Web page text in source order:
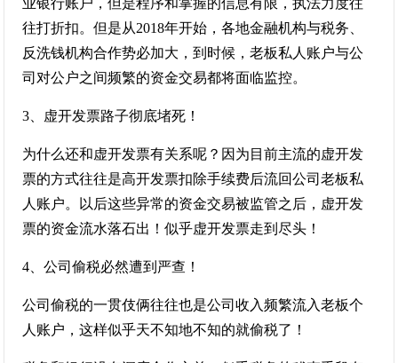
业银行账户，但是程序和掌握的信息有限，执法力度往
往打折扣。但是从2018年开始，各地金融机构与税务、
反洗钱机构合作势必加大，到时候，老板私人账户与公
司对公户之间频繁的资金交易都将面临监控。
3、虚开发票路子彻底堵死！
为什么还和虚开发票有关系呢？因为目前主流的虚开发
票的方式往往是高开发票扣除手续费后流回公司老板私
人账户。以后这些异常的资金交易被监管之后，虚开发
票的资金流水落石出！似乎虚开发票走到尽头！
4、公司偷税必然遭到严查！
公司偷税的一贯伎俩往往也是公司收入频繁流入老板个
人账户，这样似乎天不知地不知的就偷税了！